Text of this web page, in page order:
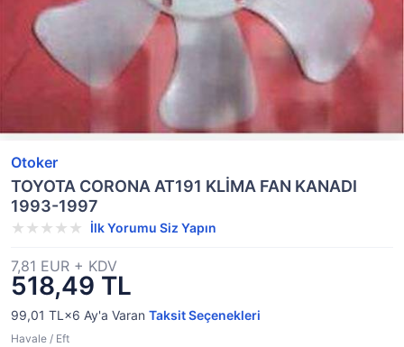
Otoker
TOYOTA CORONA AT191 KLİMA FAN KANADI
1993-1997
İlk Yorumu Siz Yapın
518,49 TL
7,81 EUR + KDV
99,01 TL×6 Ay'a Varan Taksit Seçenekleri
Havale / Eft